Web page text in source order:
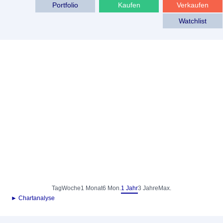
Verkaufen
Kaufen
Portfolio
Watchlist
TagWoche1 Monat6 Mon.1 Jahr3 Jahre Max.
► Chartanalyse